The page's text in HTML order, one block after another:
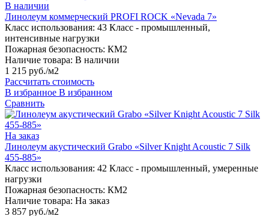
В наличии
Линолеум коммерческий PROFI ROCK «Nevada 7»
Класс использования: 43 Класс - промышленный,
интенсивные нагрузки
Пожарная безопасность: КМ2
Наличие товара: В наличии
1 215 руб./м2
Рассчитать стоимость
В избранное В избранном
Сравнить
На заказ
Линолеум акустический Grabo «Silver Knight Acoustic 7 Silk
455-885»
Класс использования: 42 Класс - промышленный, умеренные
нагрузки
Пожарная безопасность: КМ2
Наличие товара: На заказ
3 857 руб./м2